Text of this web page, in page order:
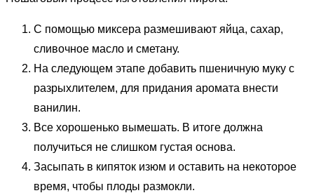
С помощью миксера размешивают яйца, сахар,
сливочное масло и сметану.
На следующем этапе добавить пшеничную муку с
разрыхлителем, для придания аромата внести
ванилин.
Все хорошенько вымешать. В итоге должна
получиться не слишком густая основа.
Засыпать в кипяток изюм и оставить на некоторое
время, чтобы плоды размокли.